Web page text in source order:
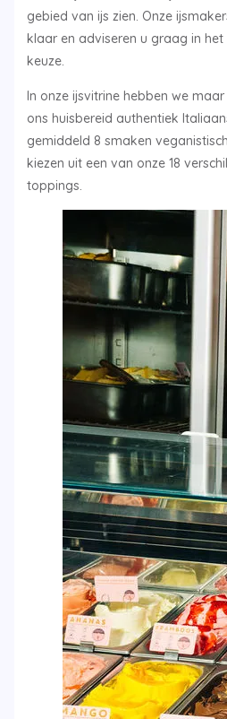
gebied van ijs zien. Onze
klaar en adviseren u graag in
keuze.
In onze ijsvitrine hebben we
ons huisbereid authentiek
gemiddeld 8 smaken
kiezen uit een van onze 18
toppings.